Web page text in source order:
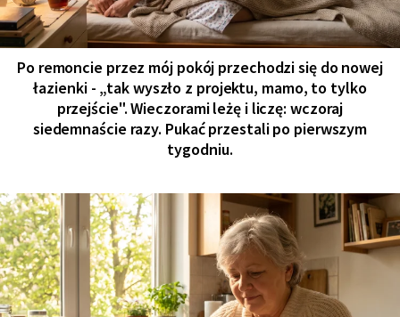
Po remoncie przez mój pokój przechodzi się do nowej
łazienki - „tak wyszło z projektu, mamo, to tylko
przejście". Wieczorami leżę i liczę: wczoraj
siedemnaście razy. Pukać przestali po pierwszym
tygodniu.